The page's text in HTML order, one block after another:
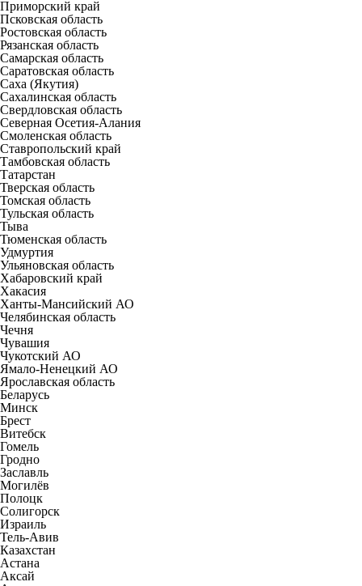
Приморский край
Псковская область
Ростовская область
Рязанская область
Самарская область
Саратовская область
Саха (Якутия)
Сахалинская область
Свердловская область
Северная Осетия-Алания
Смоленская область
Ставропольский край
Тамбовская область
Татарстан
Тверская область
Томская область
Тульская область
Тыва
Тюменская область
Удмуртия
Ульяновская область
Хабаровский край
Хакасия
Ханты-Мансийский АО
Челябинская область
Чечня
Чувашия
Чукотский АО
Ямало-Ненецкий АО
Ярославская область
Беларусь
Минск
Брест
Витебск
Гомель
Гродно
Заславль
Могилёв
Полоцк
Солигорск
Израиль
Тель-Авив
Казахстан
Астана
Аксай